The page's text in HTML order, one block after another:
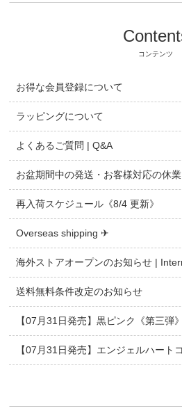
コンテンツ
お得な会員登録について
ラッピングについて
よくあるご質問 | Q&A
お盆期間中の発送・お客様対応の休
再入荷スケジュール《8/4 更新》
Overseas shipping ✈
海外ストアオープンのお知らせ |
送料無料条件改定のお知らせ
【07月31日発売】黒ピンク《第三弾》
【07月31日発売】エンジェルハート